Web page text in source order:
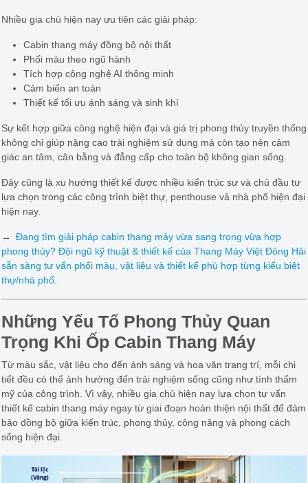
Nhiều gia chủ hiện nay ưu tiên các giải pháp:
Cabin thang máy đồng bộ nội thất
Phối màu theo ngũ hành
Tích hợp công nghệ AI thông minh
Cảm biến an toàn
Thiết kế tối ưu ánh sáng và sinh khí
Sự kết hợp giữa công nghệ hiện đại và giá trị phong thủy truyền thống
không chỉ giúp nâng cao trải nghiệm sử dụng mà còn tạo nên cảm
giác an tâm, cân bằng và đẳng cấp cho toàn bộ không gian sống.
Đây cũng là xu hướng thiết kế được nhiều kiến trúc sư và chủ đầu tư
lựa chọn trong các công trình biệt thự, penthouse và nhà phố hiện đại
hiện nay.
→
Đang tìm giải pháp cabin thang máy vừa sang trọng vừa hợp
phong thủy? Đội ngũ kỹ thuật & thiết kế của Thang Máy Việt Đông Hải
sẵn sàng tư vấn phối màu, vật liệu và thiết kế phù hợp từng kiểu biệt
thự/nhà phố.
Những Yếu Tố Phong Thủy Quan
Trọng Khi Ốp Cabin Thang Máy
Từ màu sắc, vật liệu cho đến ánh sáng và hoa văn trang trí, mỗi chi
tiết đều có thể ảnh hưởng đến trải nghiệm sống cũng như tính thẩm
mỹ của công trình. Vì vậy, nhiều gia chủ hiện nay lựa chọn tư vấn
thiết kế cabin thang máy ngay từ giai đoạn hoàn thiện nội thất để đảm
bảo đồng bộ giữa kiến trúc, phong thủy, công năng và phong cách
sống hiện đại.